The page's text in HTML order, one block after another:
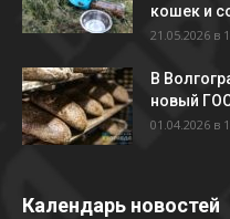
кошек и
21.05.2026 в
В
новый
01.04.2026 в
Календарь новостей